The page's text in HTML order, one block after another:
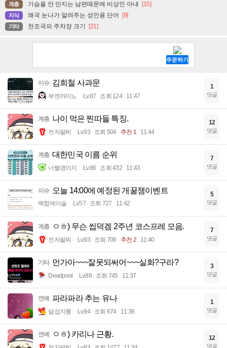
계층 가슴을 안 만지는 남편때문에 비상인 아내 [15]
지식 왜국 눈나가 알려주는 성인용 단어 [9]
기타 천조국의 주차장 크기 [21]
이슈 김희철 사과문
부엔까미노 Lv.87 조회 124 11:47
1
댓글
계층 나이 먹은 찐따들 특징.
전자팔찌 Lv.93 조회 504 추천 1 11:44
12
댓글
계층 대한민국 이름 순위
너빨갱이지 Lv.86 조회 432 11:43
7
댓글
이슈 오늘 14:00에 예정된 개꿀잼이벤트
백합에이슬 Lv.57 조회 727 11:42
5
댓글
계층 ㅇㅎ) 무슨 씹덕겜 2주년 코스프레 모음.
전자팔찌 Lv.93 조회 706 추천 2 11:40
7
댓글
기타 먼가아~~~잘못되써어~~~실화?구라?
Deadpool Lv.88 조회 745 11:37
3
댓글
연예 파라파라 추는 유나
달섭지롱 Lv.94 조회 674 11:36
1
댓글
연예 ㅇㅎ) 카리나 근황. 12
댓글